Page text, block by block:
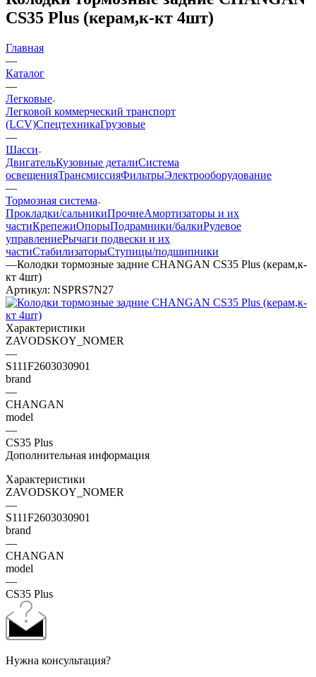
CS35 Plus (керам,к-кт 4шт)
Главная
—
Каталог
—
Легковые
Легковой коммерческий транспорт
(LCV)СпецтехникаГрузовые
—
Шасси
ДвигательКузовные деталиСистема
освещенияТрансмиссияФильтрыЭлектрооборудование
—
Тормозная система
Прокладки/сальникиПрочиеАмортизаторы и их
частиКрепежиОпорыПодрамники/балкиРулевое
управлениеРычаги подвески и их
частиСтабилизаторыСтупицы/подшипники
—Колодки тормозные задние CHANGAN CS35 Plus (керам,к-
кт 4шт)
Артикул: NSPRS7N27
Характеристики
ZAVODSKOY_NOMER
—
S111F2603030901
brand
—
CHANGAN
model
—
CS35 Plus
Дополнительная информация
Характеристики
ZAVODSKOY_NOMER
—
S111F2603030901
brand
—
CHANGAN
model
—
CS35 Plus
Нужна консультация?